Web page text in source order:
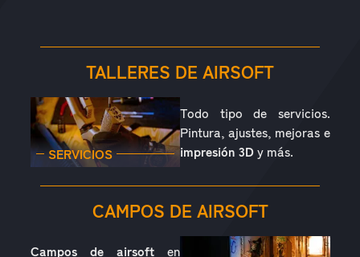
TALLERES DE AIRSOFT
SERVICIOS
Todo tipo de servicios.
Pintura, ajustes, mejoras e
impresión 3D y más.
CAMPOS DE AIRSOFT
Campos de airsoften